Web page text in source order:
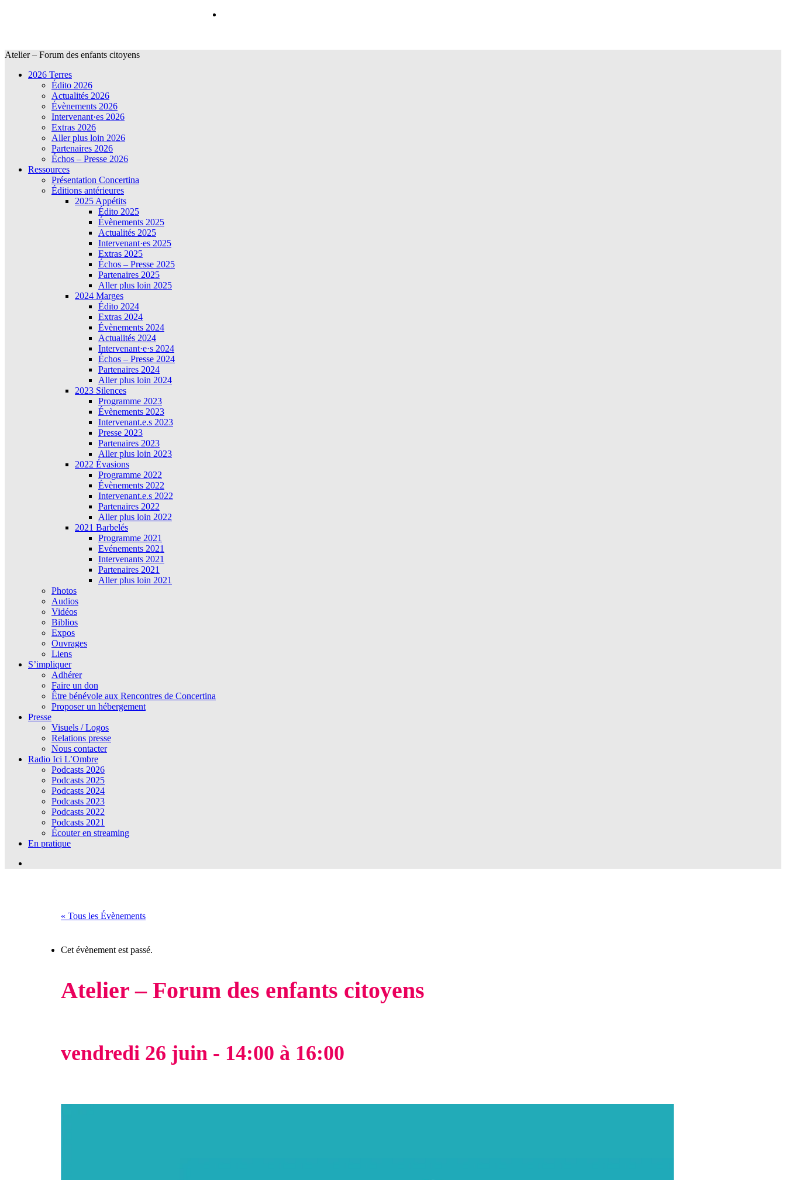
Atelier – Forum des enfants citoyens
2026 Terres
Édito 2026
Actualités 2026
Évènements 2026
Intervenant·es 2026
Extras 2026
Aller plus loin 2026
Partenaires 2026
Échos – Presse 2026
Ressources
Présentation Concertina
Éditions antérieures
2025 Appétits
Édito 2025
Évènements 2025
Actualités 2025
Intervenant·es 2025
Extras 2025
Échos – Presse 2025
Partenaires 2025
Aller plus loin 2025
2024 Marges
Édito 2024
Extras 2024
Évènements 2024
Actualités 2024
Intervenant·e·s 2024
Échos – Presse 2024
Partenaires 2024
Aller plus loin 2024
2023 Silences
Programme 2023
Évènements 2023
Intervenant.e.s 2023
Presse 2023
Partenaires 2023
Aller plus loin 2023
2022 Évasions
Programme 2022
Évènements 2022
Intervenant.e.s 2022
Partenaires 2022
Aller plus loin 2022
2021 Barbelés
Programme 2021
Evénements 2021
Intervenants 2021
Partenaires 2021
Aller plus loin 2021
Photos
Audios
Vidéos
Biblios
Expos
Ouvrages
Liens
S’impliquer
Adhérer
Faire un don
Être bénévole aux Rencontres de Concertina
Proposer un hébergement
Presse
Visuels / Logos
Relations presse
Nous contacter
Radio Ici L’Ombre
Podcasts 2026
Podcasts 2025
Podcasts 2024
Podcasts 2023
Podcasts 2022
Podcasts 2021
Écouter en streaming
En pratique
« Tous les Évènements
Cet évènement est passé.
Atelier – Forum des enfants citoyens
vendredi 26 juin - 14:00 à 16:00